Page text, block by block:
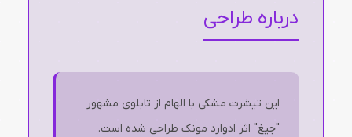
درباره طراحی
این تیشرت مشکی با الهام از تابلوی مشهور
"جیغ" اثر ادوارد مونک طراحی شده است.